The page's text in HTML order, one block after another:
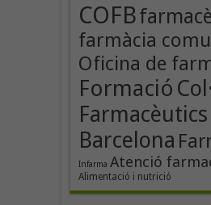
COFB
farmàcia
Oficina de
Formació
Barcelona
Infarma Atenció
Alimentació i nutrició